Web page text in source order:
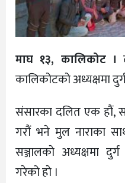
माघ १३, कालिकोट ।
कालिकोटको अध्यक्षमा
संसारका दलित एक हाैं,
गराैं भने मुल नाराका
सञ्जालकाे अध्यक्षमा
गरेको हाे ।